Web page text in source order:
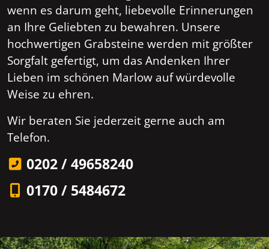
wenn es darum geht, liebevolle Erinnerungen
an Ihre Geliebten zu bewahren. Unsere
hochwertigen Grabsteine werden mit größter
Sorgfalt gefertigt, um das Andenken Ihrer
Lieben im schönen Marlow auf würdevolle
Weise zu ehren.
Wir beraten Sie jederzeit gerne auch am
Telefon.
0202 / 49658240
0170 / 5484672